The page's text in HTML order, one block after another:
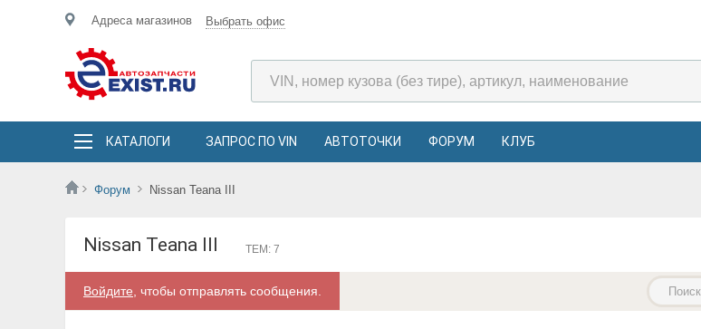
Адреса магазинов Выбрать офис
КАТАЛОГИ ЗАПРОС ПО VIN АВТОТОЧКИ ФОРУМ КЛУБ
Форум Nissan Teana III
Nissan Teana III ТЕМ: 7
Войдите , чтобы отправлять сообщения.